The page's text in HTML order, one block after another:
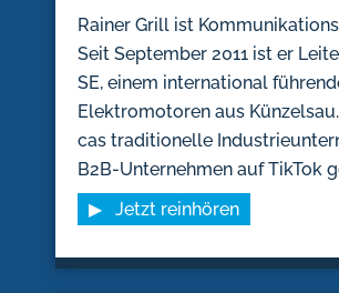
Rainer Grill ist
Seit September 2011 ist er
SE, einem international
Elektromotoren aus
cas traditionelle
B2B-Unternehmen auf TikTok
▶ Jetzt reinhören